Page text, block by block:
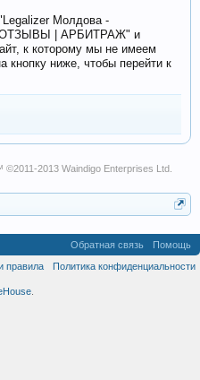
Молдова -
| АРБИТРАЖ" и
к которому мы не имеем
кнопку ниже, чтобы перейти к
©2011-2013 Waindigo Enterprises Ltd.
Обратная связь
Помощь
правила
Политика конфиденциальности